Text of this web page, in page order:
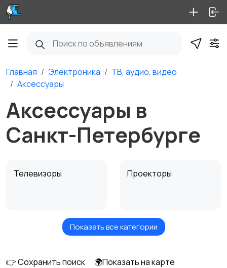
Главная Электроника
ТВ, аудио, видео
Аксессуары
Аксессуары в
Санкт-Петербурге
Телевизоры Проекторы
Акустика, колонки,
Домашние
Показать все категории
👉 Сохранить поиск
🌍Показать на карте